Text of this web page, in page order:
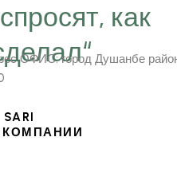
как
КОМПАНИИ
ОФИС: город Душанбе